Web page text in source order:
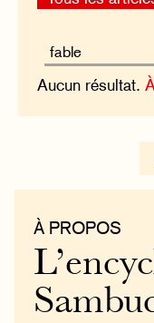
Aucun résultat.
À PROPOS